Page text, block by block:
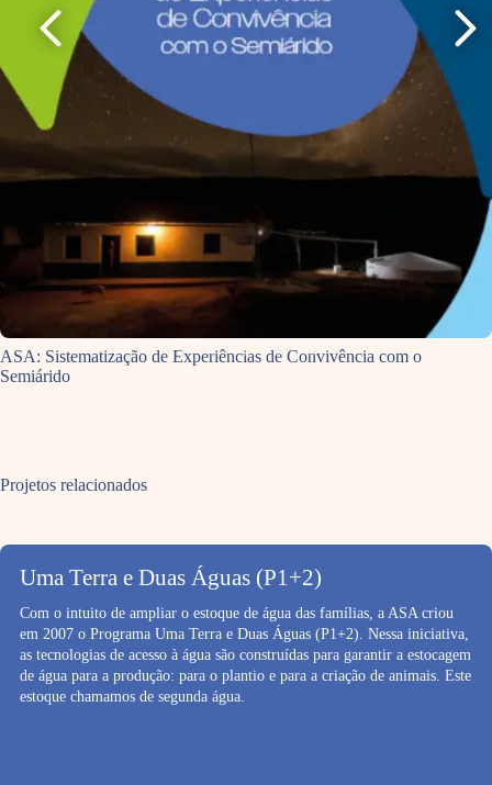
ASA: Sistematização de Experiências de Convivência com o
Semiárido
Projetos relacionados
Uma Terra e Duas Águas (P1+2)
Com o intuito de ampliar o estoque de água das famílias, a ASA criou
em 2007 o Programa Uma Terra e Duas Águas (P1+2). Nessa iniciativa,
as tecnologias de acesso à água são construídas para garantir a estocagem
de água para a produção: para o plantio e para a criação de animais. Este
estoque chamamos de segunda água.